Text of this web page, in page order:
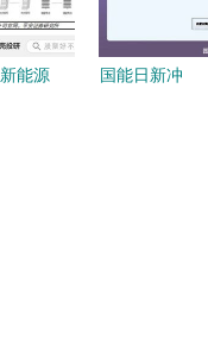
大赛
州分
能源
国能日新冲